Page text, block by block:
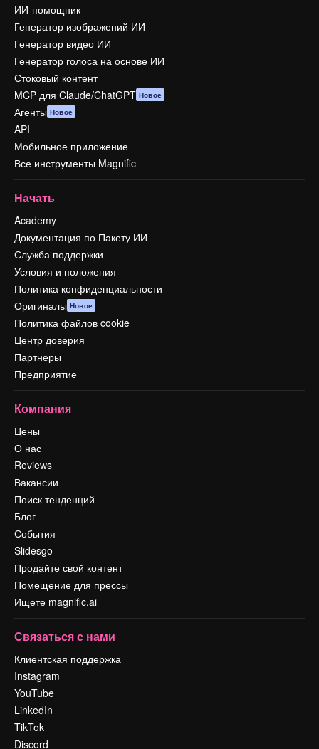
ИИ-помощник
Генератор изображений ИИ
Генератор видео ИИ
Генератор голоса на основе ИИ
Стоковый контент
MCP для Claude/ChatGPT Новое
Агенты Новое
API
Мобильное приложение
Все инструменты Magnific
Начать
Academy
Документация по Пакету ИИ
Служба поддержки
Условия и положения
Политика конфиденциальности
Оригиналы Новое
Политика файлов cookie
Центр доверия
Партнеры
Предприятие
Компания
Цены
О нас
Reviews
Вакансии
Поиск тенденций
Блог
События
Slidesgo
Продайте свой контент
Помещение для прессы
Ищете magnific.ai
Связаться с нами
Клиентская поддержка
Instagram
YouTube
LinkedIn
TikTok
Discord